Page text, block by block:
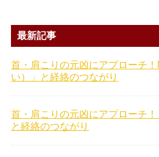
最新記事
首・肩こりの元凶にアプローチ
い）」と経絡のつながり
首・肩こりの元凶にアプローチ！
と経絡のつながり